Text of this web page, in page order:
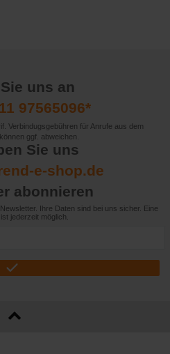
uns an
97565096*
Verbindugsgebühren für Anrufe aus dem
ggf. abweichen.
Sie uns
e-shop.de
abonnieren
Ihre Daten sind bei uns sicher. Eine
jederzeit möglich.